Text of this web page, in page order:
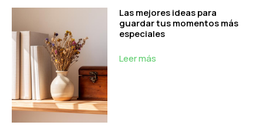
Las mejores ideas para
guardar tus momentos más
especiales
Leer más